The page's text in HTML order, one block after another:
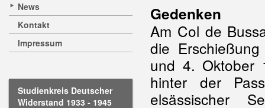
News
Kontakt
Impressum
Studienkreis Deutscher
Widerstand 1933 - 1945
Gedenken
Am Col de
die
und 4. Oktober
hinter der
elsässischer